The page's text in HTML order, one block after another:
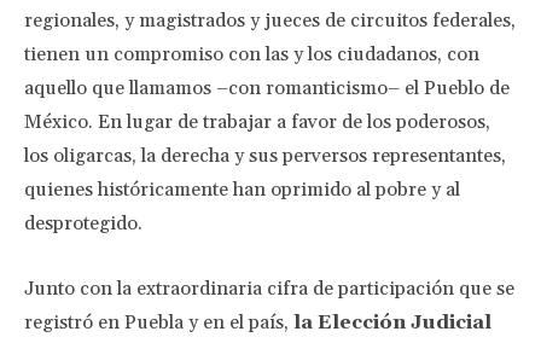
regionales, y magistrados y jueces de circuitos federales,
tienen un compromiso con las y los ciudadanos, con
aquello que llamamos –con romanticismo– el Pueblo de
México. En lugar de trabajar a favor de los poderosos,
los oligarcas, la derecha y sus perversos representantes,
quienes históricamente han oprimido al pobre y al
desprotegido.
Junto con la extraordinaria cifra de participación que se
registró en Puebla y en el país, la Elección Judicial